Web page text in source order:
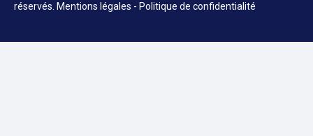
réservés. Mentions légales - Politique de confidentialité